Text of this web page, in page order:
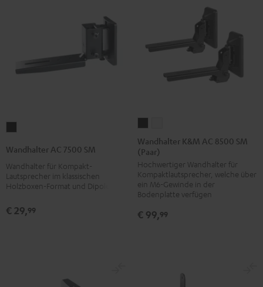
7500
SM
Schwarz
Wandhalter AC 7500 SM
Wandhalter für Kompakt-
Lautsprecher im klassischen
Holzboxen-Format und Dipole
€ 29,99
K&M
AC
8500
SM
(Paar)
K&M
8500
SM
(Paar)
Wandhalter K&M AC 8500 SM
(Paar)
Hochwertiger Wandhalter für
Kompaktlautsprecher, welche über
ein M6-Gewinde in der
Bodenplatte verfügen
€ 99,99